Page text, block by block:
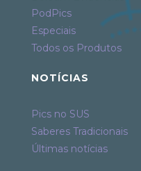
PodPics
Especiais
Todos os Produtos
NOTÍCIAS
Pics no SUS
Saberes Tradicionais
Últimas notícias